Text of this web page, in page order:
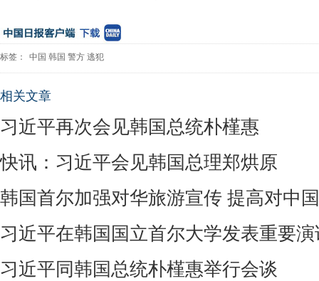
标签： 中国 韩国 警方 逃犯
相关文章
习近平再次会见韩国总统朴槿惠
快讯：习近平会见韩国总理郑烘原
韩国首尔加强对华旅游宣传 提高对中
习近平在韩国国立首尔大学发表重要演
习近平同韩国总统朴槿惠举行会谈